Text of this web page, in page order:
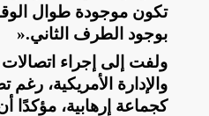
تكون موجودة طوال
بوجود الطرف الثاني».
ولفت إلى إجراء
والإدارة الأمريكية،
كجماعة إرهابية،